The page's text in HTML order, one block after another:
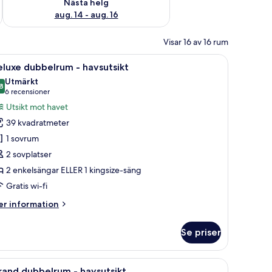
Nästa helg
aug. 14 - aug. 16
Visar 16 av 16 rum
ett skrivbord och utsikt över omgivningarna.En balkong med utsikt över stadsbilden, en
17 dubbelrum - havsutsikt
av 10
Utmärkt
6 recensioner
(6 recensioner)
Utsikt mot havet
39 kvadratmeter
1 sovrum
2 sovplatser
2 enkelsängar ELLER 1 kingsize-säng
Gratis wi-fi
information
Se priser
ett skrivbord och utsikt över omgivningarna.Ett modernt vardagsrum med en soffa, ett
12